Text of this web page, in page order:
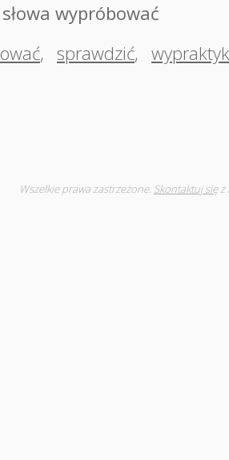
wypróbować
, sprawdzić,
Wszelkie prawa zastrzeżone. Skontaktuj sięz